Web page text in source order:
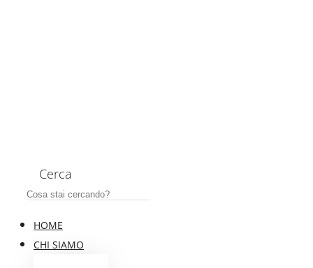
Cerca
HOME
CHI SIAMO